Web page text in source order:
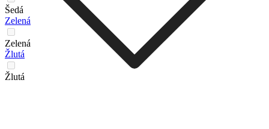
Šedá
Zelená
Zelená
Žlutá
Žlutá